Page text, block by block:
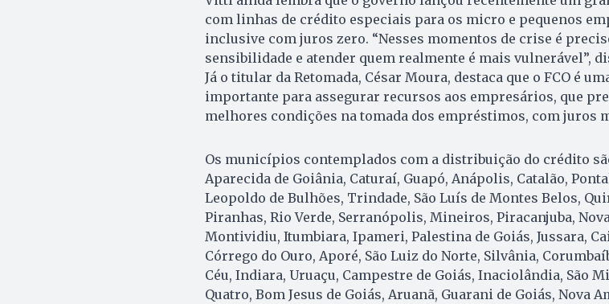
com linhas de crédito especiais para os micro e pequenos
inclusive com juros zero. “Nesses momentos de crise é
sensibilidade e atender quem realmente é mais vulnerável”,
Já o titular da Retomada, César Moura, destaca que o FCO é
importante para assegurar recursos aos empresários, que
melhores condições na tomada dos empréstimos, com juros
Os municípios contemplados com a distribuição do crédito
Aparecida de Goiânia, Caturaí, Guapó, Anápolis, Catalão,
Leopoldo de Bulhões, Trindade, São Luís de Montes Belos,
Piranhas, Rio Verde, Serranópolis, Mineiros, Piracanjuba,
Montividiu, Itumbiara, Ipameri, Palestina de Goiás, Jussara,
Córrego do Ouro, Aporé, São Luiz do Norte, Silvânia,
Céu, Indiara, Uruaçu, Campestre de Goiás, Inaciolândia, São
Quatro, Bom Jesus de Goiás, Aruanã, Guarani de Goiás, Nova